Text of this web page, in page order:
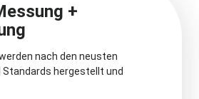
+
nach den neusten
Standards hergestellt und